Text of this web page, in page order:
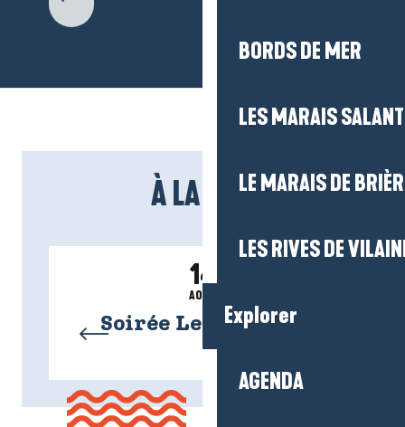
BORDS DE MER
LES MARAIS
LE MARAIS DE
LES RIVES DE
Explorer
AGENDA
À LA UNE
14
AOÛT
Soirée Les Mytilus
AGENDA